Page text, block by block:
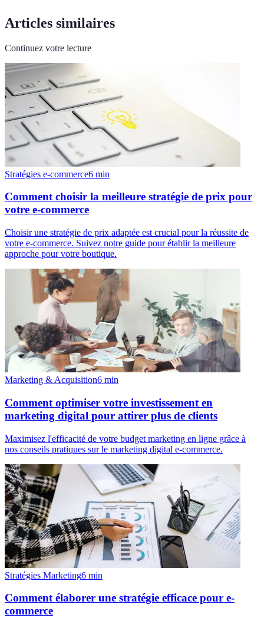
Articles similaires
Continuez votre lecture
Stratégies e-commerce6 min
Comment choisir la meilleure stratégie de prix pour
votre e-commerce
Choisir une stratégie de prix adaptée est crucial pour la réussite de
votre e-commerce. Suivez notre guide pour établir la meilleure
approche pour votre boutique.
Marketing & Acquisition6 min
Comment optimiser votre investissement en
marketing digital pour attirer plus de clients
Maximisez l'efficacité de votre budget marketing en ligne grâce à
nos conseils pratiques sur le marketing digital e-commerce.
Stratégies Marketing6 min
Comment élaborer une stratégie efficace pour e-
commerce